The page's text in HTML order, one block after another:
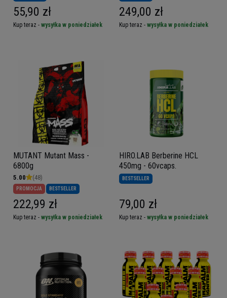
55,90 zł
Kup teraz - wysyłka w poniedziałek
249,00 zł
Kup teraz - wysyłka w poniedziałek
MUTANT Mutant Mass -
6800g
5.00 (48)
PROMOCJA BESTSELLER
222,99 zł
Kup teraz - wysyłka w poniedziałek
HIRO.LAB Berberine HCL
450mg - 60vcaps.
BESTSELLER
79,00 zł
Kup teraz - wysyłka w poniedziałek